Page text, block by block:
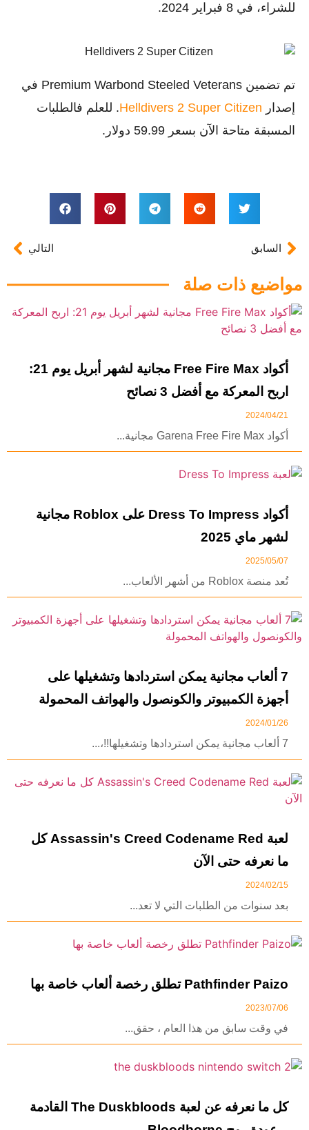
للشراء، في 8 فبراير 2024.
تم تضمين Premium Warbond Steeled Veterans في
إصدار Helldivers 2 Super Citizen. للعلم فالطلبات
المسبقة متاحة الآن بسعر 59.99 دولار.
السابق التالي
مواضيع ذات صلة
أكواد Free Fire Max مجانية لشهر أبريل يوم 21:
اربح المعركة مع أفضل 3 نصائح
2024/04/21
أكواد Garena Free Fire Max مجانية...
أكواد Dress To Impress على Roblox مجانية
لشهر ماي 2025
2025/05/07
تُعد منصة Roblox من أشهر الألعاب...
7 ألعاب مجانية يمكن استردادها وتشغيلها على
أجهزة الكمبيوتر والكونصول والهواتف المحمولة
2024/01/26
7 ألعاب مجانية يمكن استردادها وتشغيلها!!،...
لعبة Assassin's Creed Codename Red كل
ما نعرفه حتى الآن
2024/02/15
بعد سنوات من الطلبات التي لا تعد...
Pathfinder Paizo تطلق رخصة ألعاب خاصة بها
2023/07/06
في وقت سابق من هذا العام ، حقق...
كل ما نعرفه عن لعبة The Duskbloods القادمة